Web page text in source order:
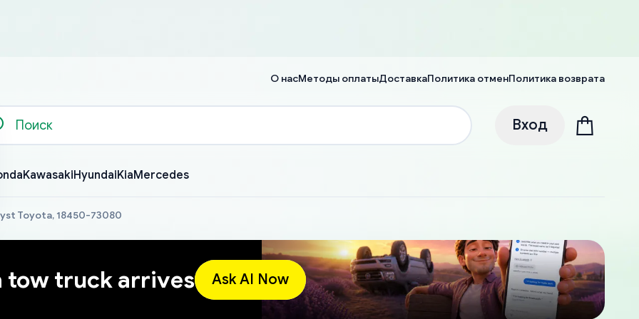
О насМетоды оплатыДоставкаПолитика отменПолитика возврата
Вход
KawasakiHyundaiKiaMercedes
Toyota, 18450-73080
tow truck arrives Ask AI Now